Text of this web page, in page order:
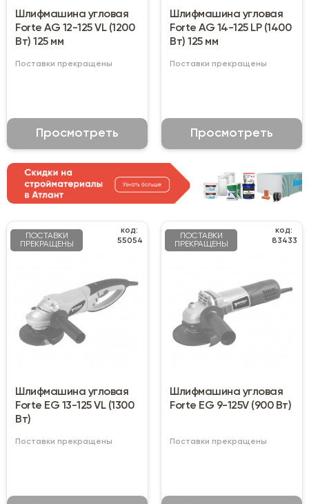
Шлифмашина угловая
Forte AG 12-125 VL (1200
Вт) 125 мм
Поставки прекращены
Просмотреть
Шлифмашина угловая
Forte AG 14-125 LP (1400
Вт) 125 мм
Поставки прекращены
Просмотреть
ПОСТАВКИ
ПРЕКРАЩЕНЫ
код:
55054
Шлифмашина угловая
Forte EG 13-125 VL (1300
Вт)
Поставки прекращены
ПОСТАВКИ
ПРЕКРАЩЕНЫ
код:
83433
Шлифмашина угловая
Forte EG 9-125V (900 Вт)
Поставки прекращены